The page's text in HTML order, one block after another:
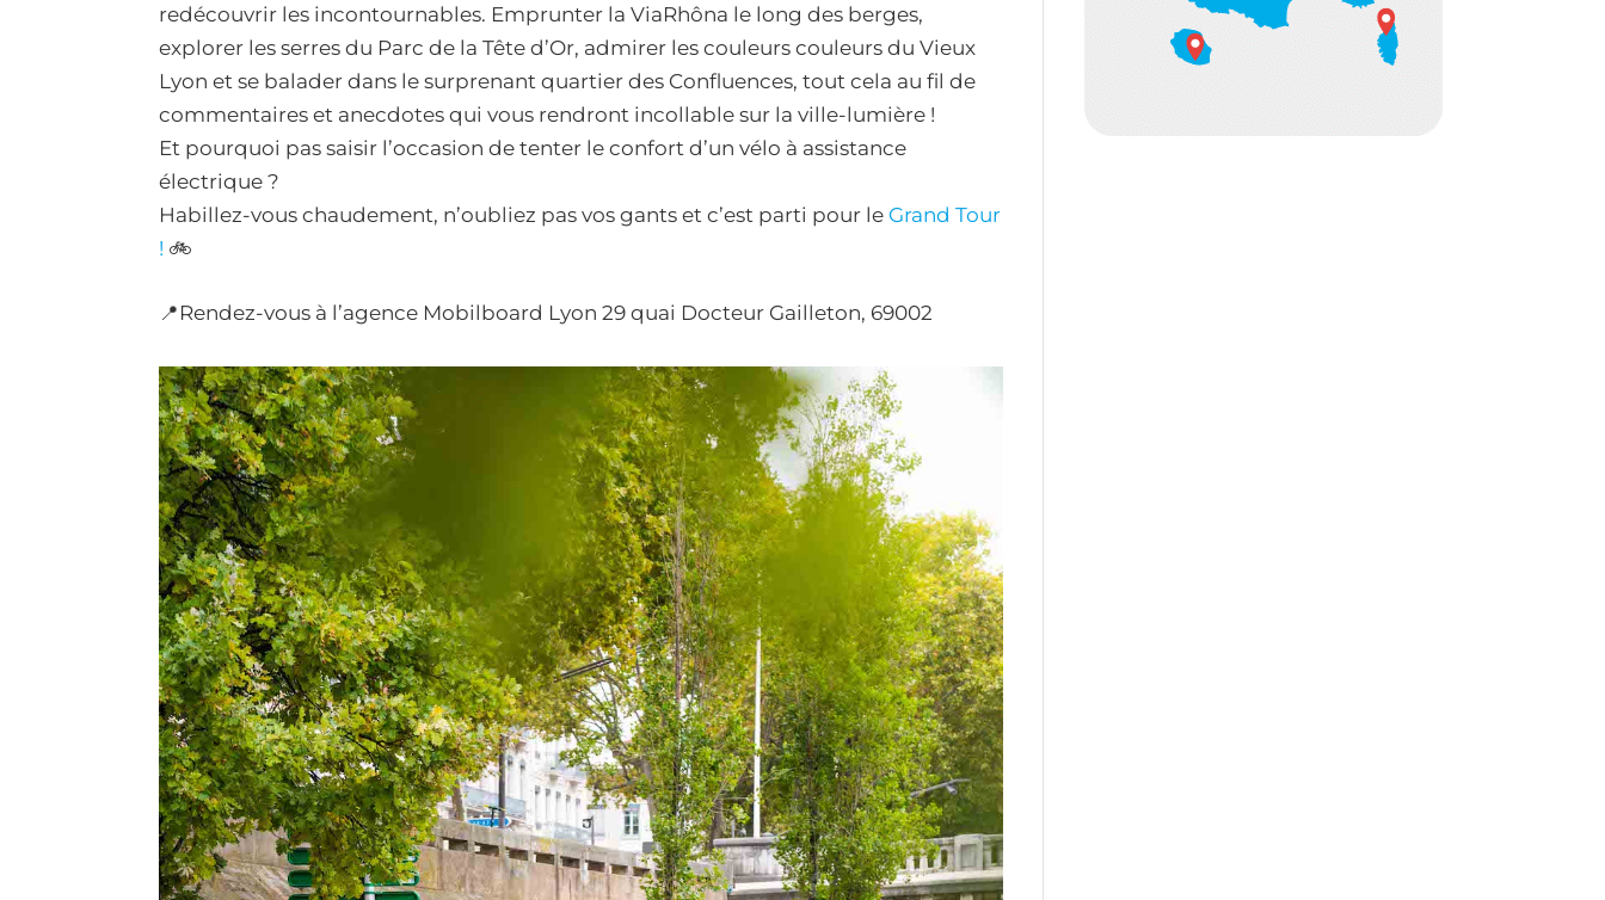
redécouvrir les incontournables. Emprunter la ViaRhôna le long des berges,
explorer les serres du Parc de la Tête d’Or, admirer les couleurs couleurs du Vieux
Lyon et se balader dans le surprenant quartier des Confluences, tout cela au fil de
commentaires et anecdotes qui vous rendront incollable sur la ville-lumière !
Et pourquoi pas saisir l’occasion de tenter le confort d’un vélo à assistance
électrique ?
Habillez-vous chaudement, n’oubliez pas vos gants et c’est parti pour le Grand Tour
! 🚲
📍Rendez-vous à l’agence Mobilboard Lyon 29 quai Docteur Gailleton, 69002